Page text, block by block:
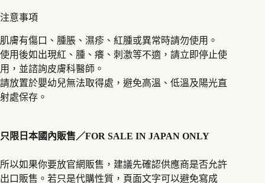
注意事項
肌膚有傷口、腫脹、濕疹、紅腫或異常時請勿使用。
使用後如出現紅、腫、癢、刺激等不適，請立即停止使
用，並諮詢皮膚科醫師。
請放置於嬰幼兒無法取得處，避免高溫、低溫及陽光直
射處保存。
只限日本國內販售／FOR SALE IN JAPAN ONLY
所以如果你要放官網販售，建議先確認供應商是否允許
出口販售。若只是代購性質，頁面文字可以避免寫成